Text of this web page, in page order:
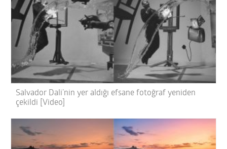
Salvador Dali’nin yer aldığı efsane fotoğraf yeniden
çekildi [Video]